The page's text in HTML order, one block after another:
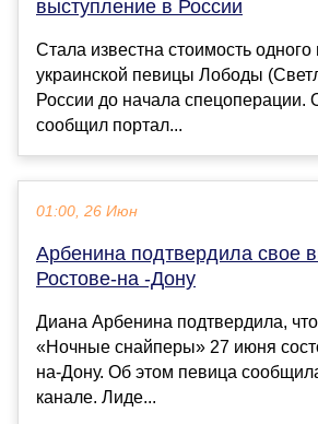
выступление в России
Стала известна стоимость
украинской певицы Лободы
России до начала спецоперации.
сообщил портал...
01:00, 26 Июн
Арбенина подтвердила свое
Ростове-на -Дону
Диана Арбенина подтвердила,
«Ночные снайперы» 27 июня
на-Дону. Об этом певица
канале. Лиде...